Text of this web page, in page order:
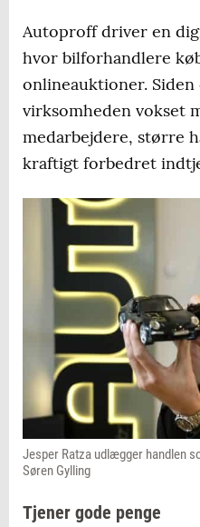
Autoproff driver en
hvor bilforhandlere
onlineauktioner.
virksomheden vokset
medarbejdere, større
kraftigt forbedret
Jesper Ratza udlægger handlen
Søren Gylling
Tjener gode penge